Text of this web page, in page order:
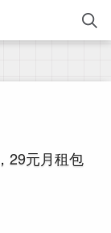
29元月租包